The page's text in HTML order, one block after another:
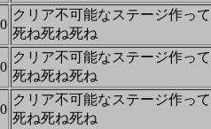
クリア不可能なステージ作っ
死ね死ね死ね
クリア不可能なステージ作っ
死ね死ね死ね
クリア不可能なステージ作っ
死ね死ね死ね